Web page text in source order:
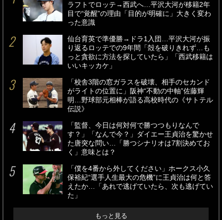
ラフトでロッテ→西武へ…平沢大河が移籍2年
目で“覚醒”の理由「目的が明確に」大きく変わ
った意識
仙台育英で準優勝→ドラ1入団…平沢大河が振
り返るロッテでの9年間「殻を破りきれず…も
っと貪欲に方法を探していたら」「西武移籍は
いいキッカケ」
「校舎3階の窓ガラスを破壊、相手のセカンド
がライトの位置に」阪神“不動の中軸”佐藤輝
明…野球部元相棒が語る高校時代の《サトテル
伝説》
「監督、今日は何対何で勝つつもりなんで
す？」「なんで今？」ダイエー王貞治を驚かせ
た唐突な問い…「勝つシナリオは7割決めてお
く」意味とは？
「僕を4番から外してください」ホークス小久
保裕紀“選手人生最大の危機”に王貞治は何と答
えたか…「あれで逃げていたら、次も逃げてい
た」
もっと見る